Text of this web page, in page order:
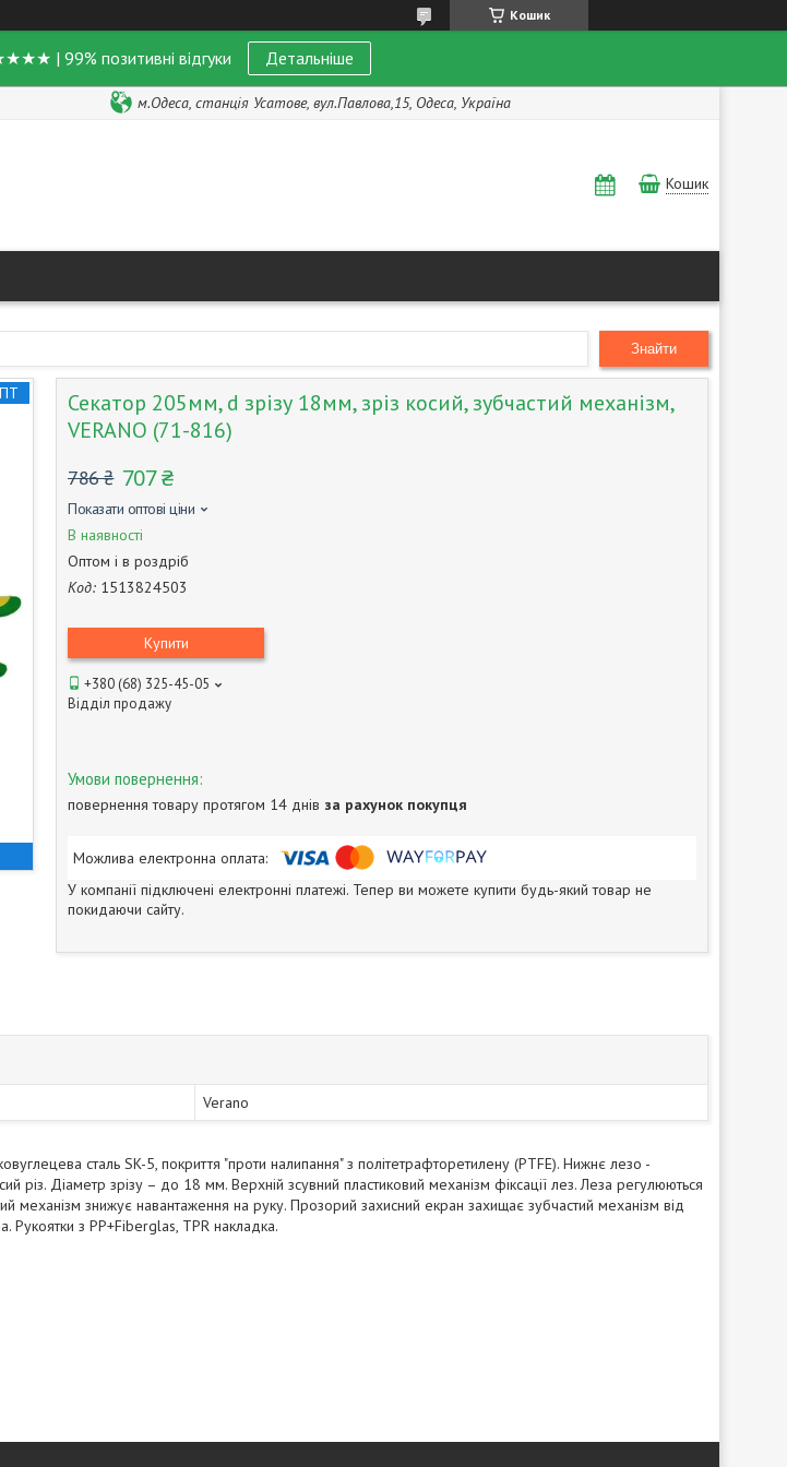
Кошик
| 99% позитивні відгуки Детальніше
м.Одеса, станція Усатове, вул.Павлова,15, Одеса, Україна
Кошик
Знайти
Секатор 205мм, d зрізу 18мм, зріз косий, зубчастий механізм,
VERANO (71-816)
786 ₴ 707 ₴
Показати оптові ціни
В наявності
Оптом і в роздріб
Код: 1513824503
Купити
+380 (68) 325-45-05
Відділ продажу
повернення товару протягом 14 днів за рахунок покупця
У компанії підключені електронні платежі. Тепер ви можете купити будь-який товар не
покидаючи сайту.
Verano
сталь SK-5, покриття "проти налипання" з політетрафторетилену (PTFE). Нижнє лезо -
різ. Діаметр зрізу – до 18 мм. Верхній зсувний пластиковий механізм фіксації лез. Леза регулюються
механізм знижує навантаження на руку. Прозорий захисний екран захищає зубчастий механізм від
Рукоятки з PP+Fiberglas, TPR накладка.